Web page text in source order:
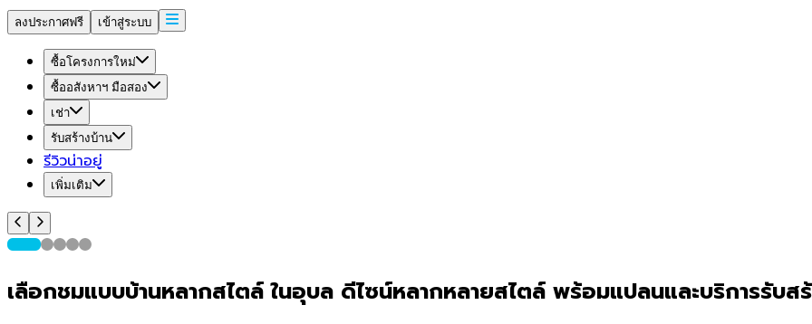
ลงประกาศฟรี เข้าสู่ระบบ
ซื้อโครงการใหม่
ซื้ออสังหาฯ มือสอง
เช่า
รับสร้างบ้าน
รีวิวน่าอยู่
เพิ่มเติม
เลือกชมแบบบ้านหลากสไตล์ ในอุบล ดีไซน์หลากหลายสไตล์ พร้อมแปลนและบริการรับส